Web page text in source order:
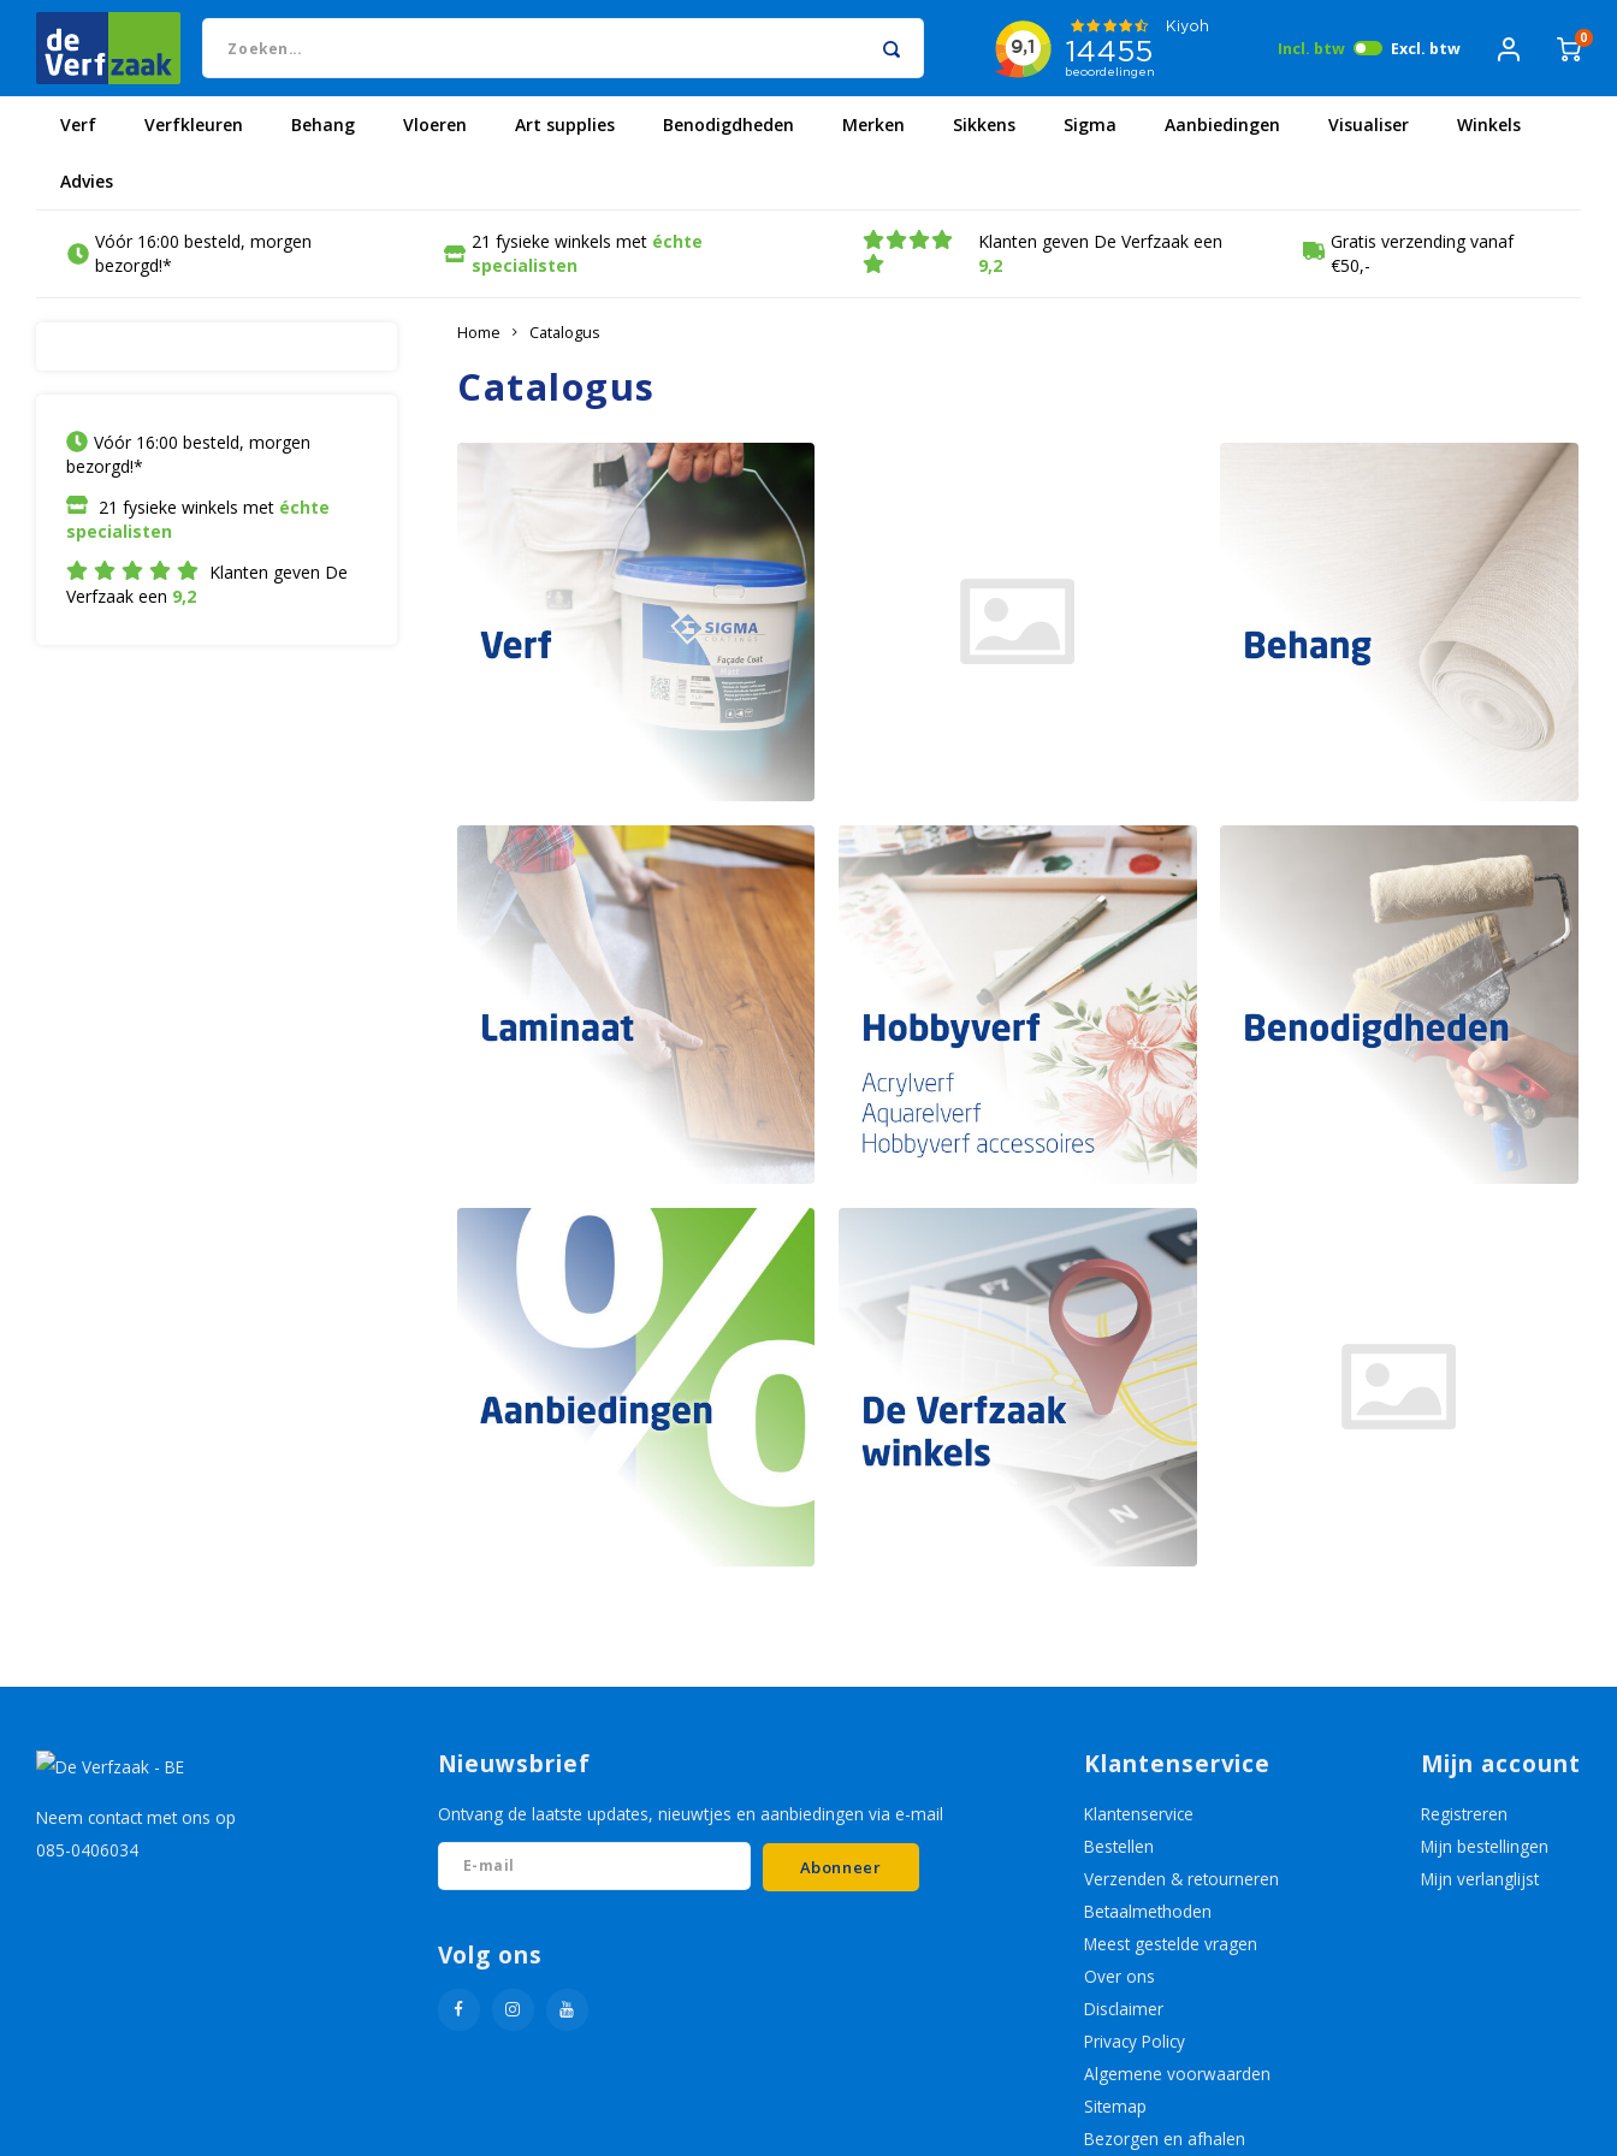
Incl. btw Excl. btw
0
Verf Verfkleuren Behang Vloeren Art supplies Benodigdheden Aanbiedingen Winkels
Advies
Merken Sikkens Sigma Visualiser
Vóór 16:00 besteld, morgen
bezorgd!*
21 fysieke winkels met échte
specialisten
Klanten geven De Verfzaak een
9,2
Gratis verzending vanaf
€50,-
Vóór 16:00 besteld, morgen
bezorgd!*
21 fysieke winkels met échte
specialisten
Klanten geven De
Verfzaak een 9,2
Home Catalogus
Catalogus
Neem contact met ons op
085-0406034
Nieuwsbrief
Ontvang de laatste updates, nieuwtjes en aanbiedingen via e-mail
Abonneer
Volg ons
Klantenservice
Klantenservice
Bestellen
Verzenden & retourneren
Betaalmethoden
Meest gestelde vragen
Over ons
Disclaimer
Privacy Policy
Algemene voorwaarden
Sitemap
Bezorgen en afhalen
Mijn account
Registreren
Mijn bestellingen
Mijn verlanglijst